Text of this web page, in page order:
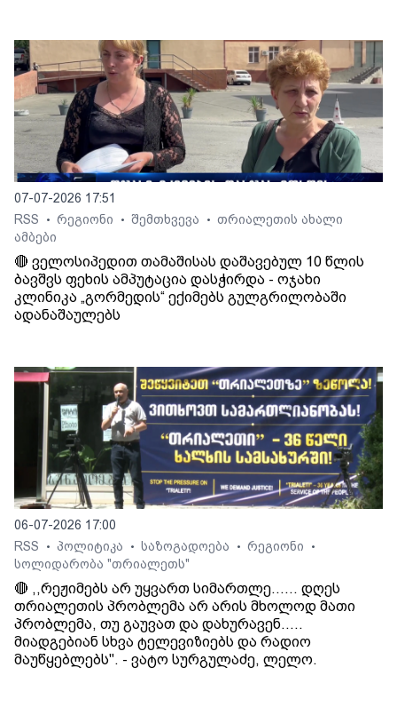
07-07-2026 17:51
RSS
• რეგიონი • შემთხვევა • თრიალეთის ახალი
ამბები
🔴 ველოსიპედით თამაშისას დაშავებულ 10 წლის
ბავშვს ფეხის ამპუტაცია დასჭირდა - ოჯახი
კლინიკა „გორმედის“ ექიმებს გულგრილობაში
ადანაშაულებს
06-07-2026 17:00
RSS
• პოლიტიკა • საზოგადოება • რეგიონი •
სოლიდარობა "თრიალეთს"
🔴 ,,რეჟიმებს არ უყვართ სიმართლე...... დღეს
თრიალეთის პრობლემა არ არის მხოლოდ მათი
პრობლემა, თუ გაუვათ და დახურავენ.....
მიადგებიან სხვა ტელევიზიებს და რადიო
მაუწყებლებს". - ვატო სურგულაძე, ლელო.